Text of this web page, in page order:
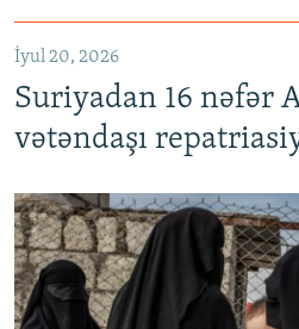
Auto
İyul 20, 2026
Suriyadan 16 nəfər
vətəndaşı